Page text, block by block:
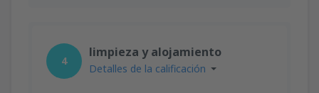
4
limpieza y alojamiento
Detalles de la calificación